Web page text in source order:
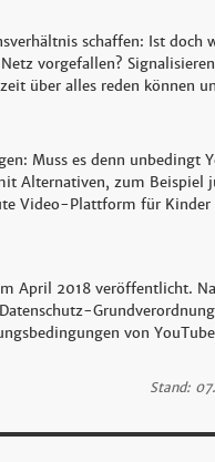
schaffen: Ist doch
vorgefallen?
über alles reden können
Muss es denn unbedingt
Alternativen, zum Beispiel
Video-Plattform für Kinder
April 2018 veröffentlicht.
von
Stand: